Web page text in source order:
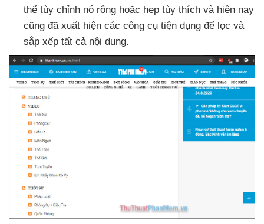
thể tùy chỉnh nó rộng hoặc hẹp tùy thích và hiện nay
cũng đã xuất hiện các công cụ tiện dụng để lọc và
sắp xếp tất cả nội dung.